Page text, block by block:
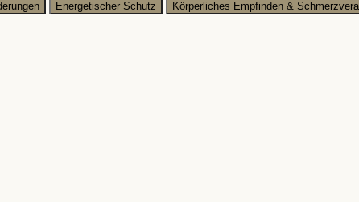
Energetischer Schutz Körperliches Empfinden &